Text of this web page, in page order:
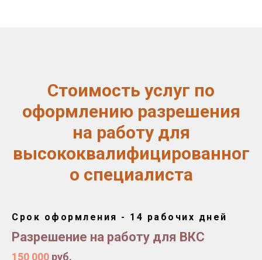
Стоимость услуг по
оформлению разрешения
на работу для
высококвалифицированног
о специалиста
Срок оформления - 14 рабочих дней
Разрешение на работу для ВКС
150 000 руб.